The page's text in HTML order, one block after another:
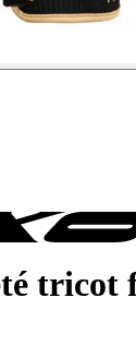
tricot